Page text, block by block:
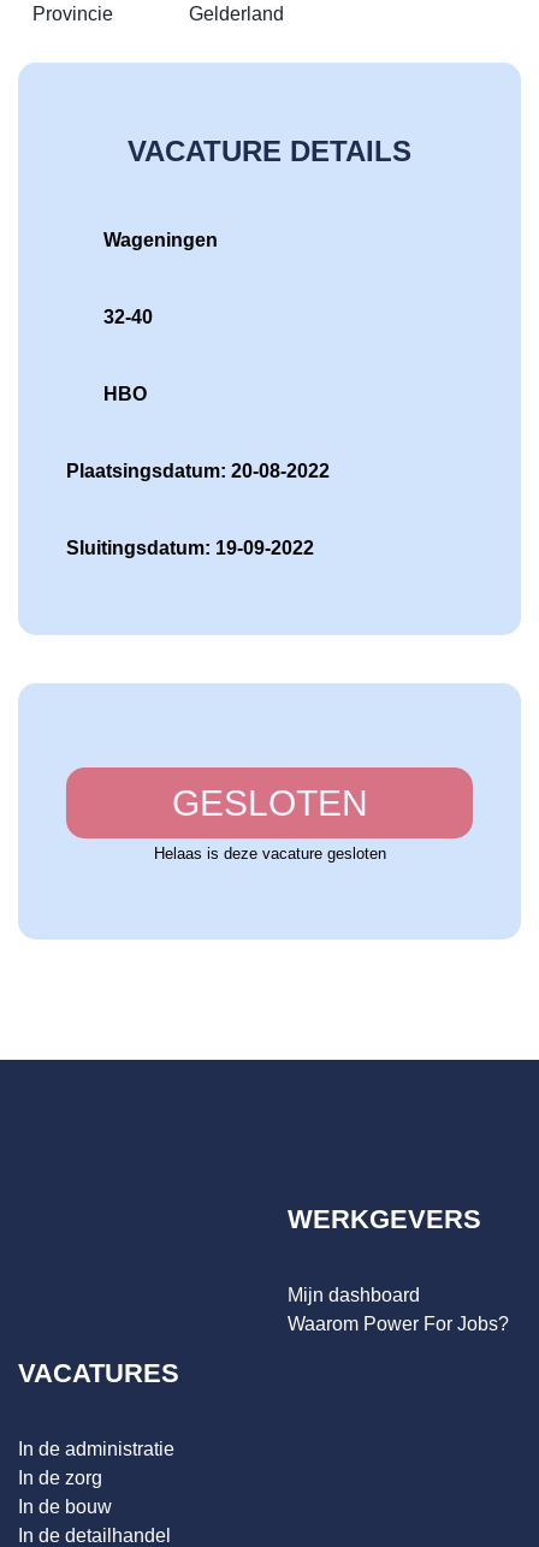
Provincie Gelderland
VACATURE DETAILS
Wageningen
32-40
HBO
Plaatsingsdatum: 20-08-2022
Sluitingsdatum: 19-09-2022
GESLOTEN
Helaas is deze vacature gesloten
WERKGEVERS
Mijn dashboard
Waarom Power For Jobs?
VACATURES
In de administratie
In de zorg
In de bouw
In de detailhandel